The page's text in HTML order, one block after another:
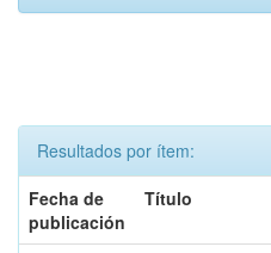
Resultados por ítem:
Fecha de
publicación
Título